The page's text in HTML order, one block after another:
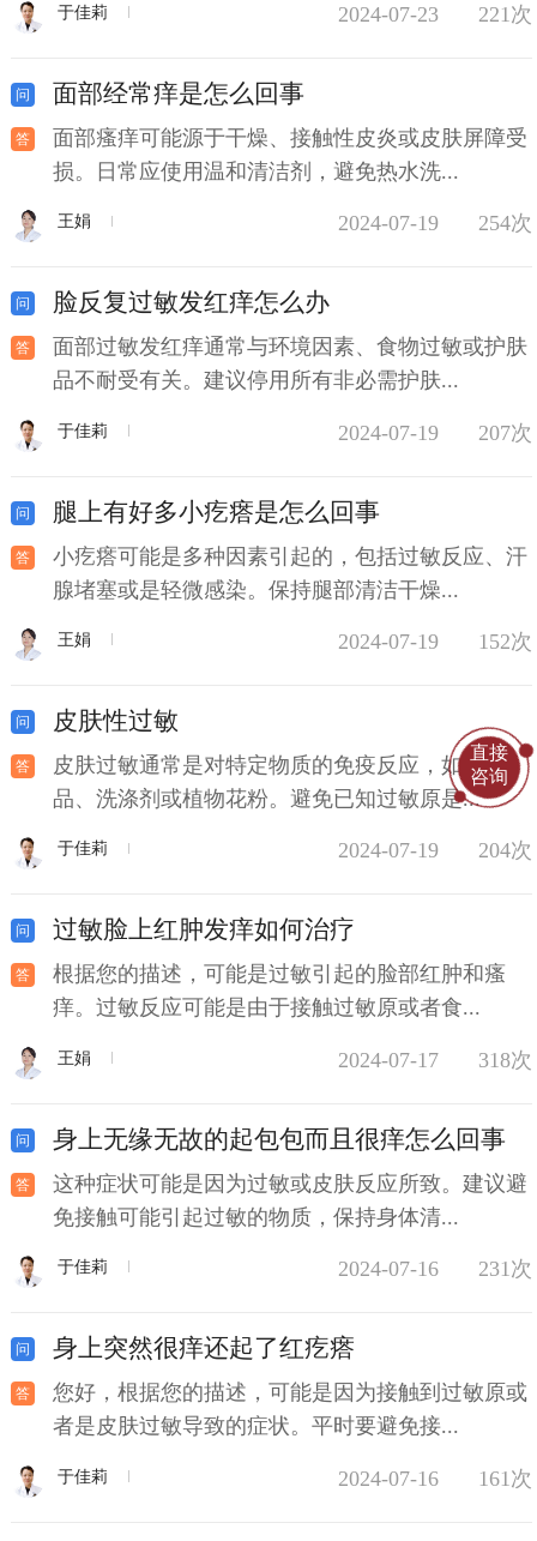
于佳莉 2024-07-23 221次
面部经常痒是怎么回事
面部瘙痒可能源于干燥、接触性皮炎或皮肤屏障受
损。日常应使用温和清洁剂，避免热水洗...
王娟 2024-07-19 254次
脸反复过敏发红痒怎么办
面部过敏发红痒通常与环境因素、食物过敏或护肤
品不耐受有关。建议停用所有非必需护肤...
于佳莉 2024-07-19 207次
腿上有好多小疙瘩是怎么回事
小疙瘩可能是多种因素引起的，包括过敏反应、汗
腺堵塞或是轻微感染。保持腿部清洁干燥...
王娟 2024-07-19 152次
皮肤性过敏
皮肤过敏通常是对特定物质的免疫反应，如化妆
品、洗涤剂或植物花粉。避免已知过敏原是...
于佳莉 2024-07-19 204次
过敏脸上红肿发痒如何治疗
根据您的描述，可能是过敏引起的脸部红肿和瘙
痒。过敏反应可能是由于接触过敏原或者食...
王娟 2024-07-17 318次
身上无缘无故的起包包而且很痒怎么回事
这种症状可能是因为过敏或皮肤反应所致。建议避
免接触可能引起过敏的物质，保持身体清...
于佳莉 2024-07-16 231次
身上突然很痒还起了红疙瘩
您好，根据您的描述，可能是因为接触到过敏原或
者是皮肤过敏导致的症状。平时要避免接...
于佳莉 2024-07-16 161次
直接
咨询